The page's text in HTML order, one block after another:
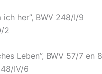
her”, BWV 248/I/9
2
Leben”, BWV 57/7 en 8
IV/6